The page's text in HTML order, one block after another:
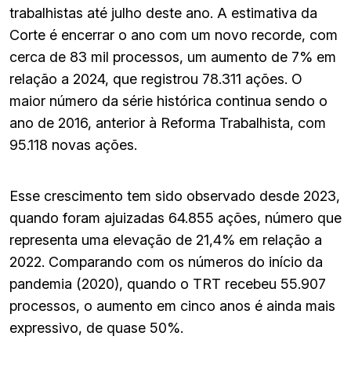
trabalhistas até julho deste ano. A estimativa da
Corte é encerrar o ano com um novo recorde, com
cerca de 83 mil processos, um aumento de 7% em
relação a 2024, que registrou 78.311 ações. O
maior número da série histórica continua sendo o
ano de 2016, anterior à Reforma Trabalhista, com
95.118 novas ações.
Esse crescimento tem sido observado desde 2023,
quando foram ajuizadas 64.855 ações, número que
representa uma elevação de 21,4% em relação a
2022. Comparando com os números do início da
pandemia (2020), quando o TRT recebeu 55.907
processos, o aumento em cinco anos é ainda mais
expressivo, de quase 50%.